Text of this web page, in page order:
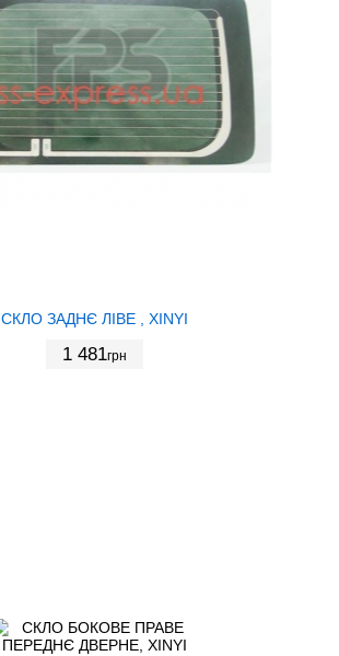
СКЛО ЗАДНЄ ЛІВЕ , XINYI
1 481грн